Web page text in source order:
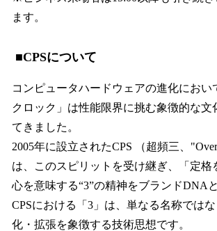
ます。
■CPSについて
コンピュータハードウェアの進化におい
クロック」は性能限界に挑む象徴的な文
てきました。
2005年に設立されたCPS （超頻三、
は、このスピリットを受け継ぎ、「定格
心を意味する“3”の精神をブランドDNA
CPSにおける「3」は、単なる名称では
化・拡張を象徴する技術思想です。